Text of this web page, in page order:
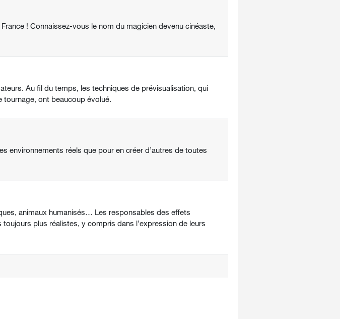
! Connaissez-vous le nom du magicien devenu cinéaste,
Au fil du temps, les techniques de prévisualisation, qui
tournage, ont beaucoup évolué.
environnements réels que pour en créer d’autres de toutes
animaux humanisés… Les responsables des effets
plus réalistes, y compris dans l’expression de leurs